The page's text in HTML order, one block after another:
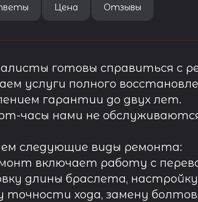
Цена Отзывы
готовы справиться с
услуги полного
гарантии до двух лет.
часы нами не
следующие виды ремонта:
включает работу с
длины браслета,
точности хода, замену